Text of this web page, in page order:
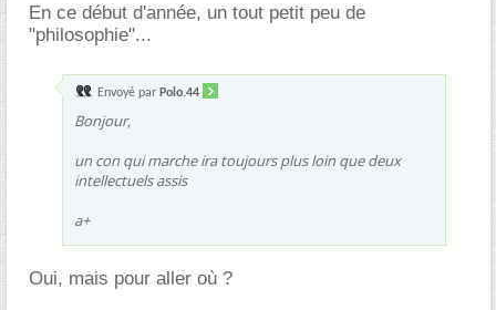
En ce début d'année, un tout petit peu de
"philosophie"...
Envoyé par Polo.44
Bonjour,
un con qui marche ira toujours plus loin que deux
intellectuels assis
a+
Oui, mais pour aller où ?